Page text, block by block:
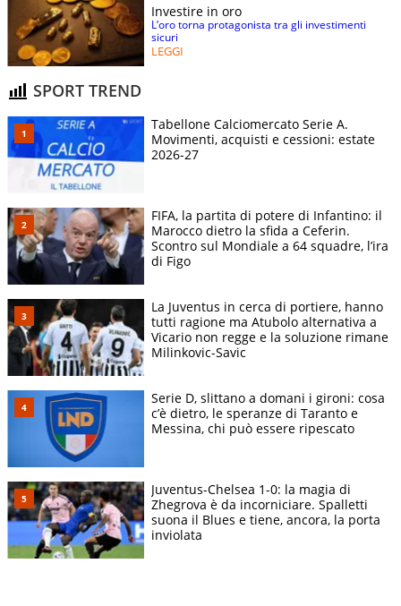
Investire in oro
L’oro torna protagonista tra gli investimenti
sicuri
LEGGI
SPORT TREND
Tabellone Calciomercato Serie A.
Movimenti, acquisti e cessioni: estate
2026-27
FIFA, la partita di potere di Infantino: il
Marocco dietro la sfida a Ceferin.
Scontro sul Mondiale a 64 squadre, l’ira
di Figo
La Juventus in cerca di portiere, hanno
tutti ragione ma Atubolo alternativa a
Vicario non regge e la soluzione rimane
Milinkovic-Savic
Serie D, slittano a domani i gironi: cosa
c’è dietro, le speranze di Taranto e
Messina, chi può essere ripescato
Juventus-Chelsea 1-0: la magia di
Zhegrova è da incorniciare. Spalletti
suona il Blues e tiene, ancora, la porta
inviolata